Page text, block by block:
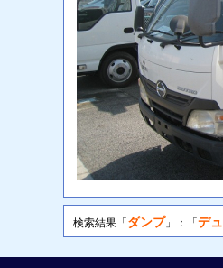
検索結果「ダンプ」：「デ